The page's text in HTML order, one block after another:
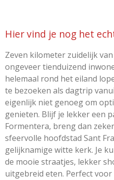
Hier vind je nog het
Zeven kilometer zuidelijk
ongeveer tienduizend
helemaal rond het eiland
te bezoeken als dagtrip
eigenlijk niet genoeg om
genieten. Blijf je lekker een
Formentera, breng dan
sfeervolle hoofdstad Sant
gelijknamige witte kerk. Je
de mooie straatjes, lekker
uitgebreid eten. Perfect